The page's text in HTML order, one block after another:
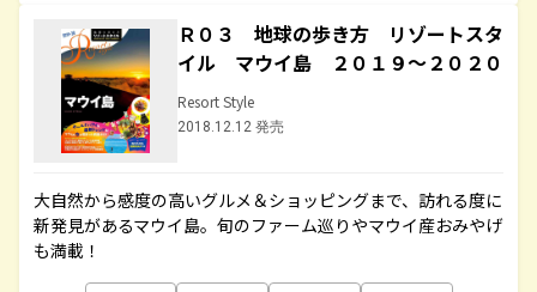
Ｒ０３ 地球の歩き方 リゾートスタ
イル マウイ島 ２０１９～２０２０
Resort Style
2018.12.12 発売
大自然から感度の高いグルメ＆ショッピングまで、訪れる度に
新発見があるマウイ島。旬のファーム巡りやマウイ産おみやげ
も満載！